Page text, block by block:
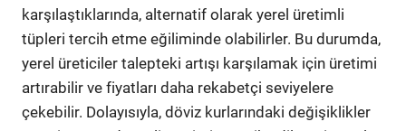
karşılaştıklarında, alternatif olarak yerel üretimli
tüpleri tercih etme eğiliminde olabilirler. Bu durumda,
yerel üreticiler talepteki artışı karşılamak için üretimi
artırabilir ve fiyatları daha rekabetçi seviyelere
çekebilir. Dolayısıyla, döviz kurlarındaki değişiklikler